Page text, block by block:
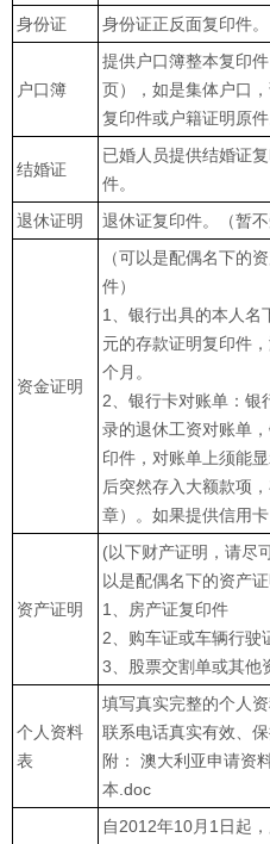
身份证 身份证正反面复印件。
户口簿
提供户口簿整本复印
页），如是集体户口
复印件或户籍证明原件
结婚证
已婚人员提供结婚证
件。
退休证明
退休证复印件。（暂
资金证明
（可以是配偶名下的
件）
1、银行出具的本人名
元的存款证明复印件
个月。
2、银行卡对账单：银
录的退休工资对账单
印件，对账单上须能
后突然存入大额款项
章）。如果提供信用
资产证明
(以下财产证明，请尽
以是配偶名下的资产
1、房产证复印件
2、购车证或车辆行驶
3、股票交割单或其他
个人资料
表
填写真实完整的个人
联系电话真实有效、
附： 澳大利亚申请资
本.doc
自2012年10月1日起